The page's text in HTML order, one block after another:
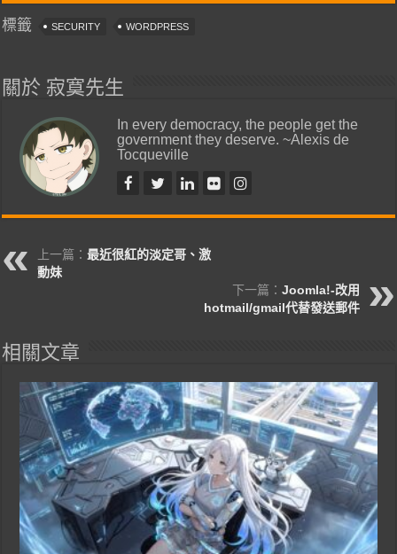
標籤 SECURITY WORDPRESS
關於 寂寞先生
In every democracy, the people get the
government they deserve. ~Alexis de
Tocqueville
上一篇：最近很紅的淡定哥、激
動妹
下一篇： Joomla!-改用
hotmail/gmail代替發送郵件
相關文章